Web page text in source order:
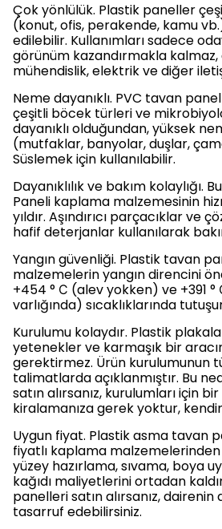
Çok yönlülük. Plastik paneller
(konut, ofis, perakende, kamu
edilebilir. Kullanımları sadece
görünüm kazandırmakla kalmaz,
mühendislik, elektrik ve diğer
Neme dayanıklı. PVC tavan
çeşitli böcek türleri ve
dayanıklı olduğundan, yüksek
(mutfaklar, banyolar, duşlar,
Süslemek için kullanılabilir.
Dayanıklılık ve bakım kolaylığı.
Paneli kaplama malzemesinin
yıldır. Aşındırıcı parçacıklar ve
hafif deterjanlar kullanılarak
Yangın güvenliği. Plastik tavan
malzemelerin yangın direncini
+454 ° С (alev yokken) ve +391 °
varlığında) sıcaklıklarında
Kurulumu kolaydır. Plastik
yetenekler ve karmaşık bir
gerektirmez. Ürün kurulumunun
talimatlarda açıklanmıştır. Bu
satın alırsanız, kurulumları için
kiralamanıza gerek yoktur,
Uygun fiyat. Plastik asma tavan
fiyatlı kaplama malzemelerinden
yüzey hazırlama, sıvama, boya
kağıdı maliyetlerini ortadan
panelleri satın alırsanız,
tasarruf edebilirsiniz.